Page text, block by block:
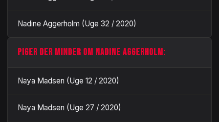
Nadine Aggerholm (Uge 32 / 2020)
PIGER DER MINDER OM NADINE AGGERHOLM:
Naya Madsen (Uge 12 / 2020)
Naya Madsen (Uge 27 / 2020)